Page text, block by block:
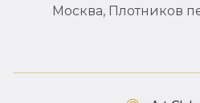
Москва, Плотников